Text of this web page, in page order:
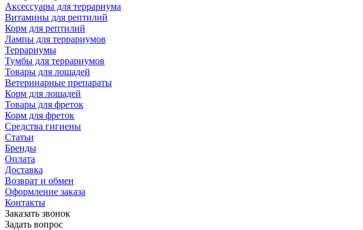
Аксессуары для террариума
Витамины для рептилий
Корм для рептилий
Лампы для террариумов
Террариумы
Тумбы для террариумов
Товары для лошадей
Ветеринарные препараты
Корм для лошадей
Товары для фреток
Корм для фреток
Средства гигиены
Статьи
Бренды
Оплата
Доставка
Возврат и обмен
Оформление заказа
Контакты
Заказать звонок
Задать вопрос